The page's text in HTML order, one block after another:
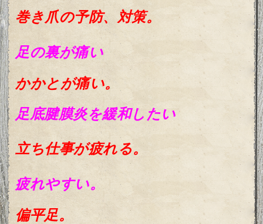
巻き爪の予防、対策。
足の裏が痛い
かかとが痛い。
足底腱膜炎を緩和したい
立ち仕事が疲れる。
疲れやすい。
偏平足。